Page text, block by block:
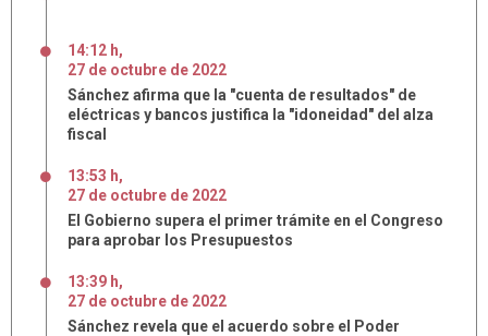
14:12 h,
27 de octubre de 2022
Sánchez afirma que la "cuenta de resultados" de
eléctricas y bancos justifica la "idoneidad" del alza
fiscal
13:53 h,
27 de octubre de 2022
El Gobierno supera el primer trámite en el Congreso
para aprobar los Presupuestos
13:39 h,
27 de octubre de 2022
Sánchez revela que el acuerdo sobre el Poder